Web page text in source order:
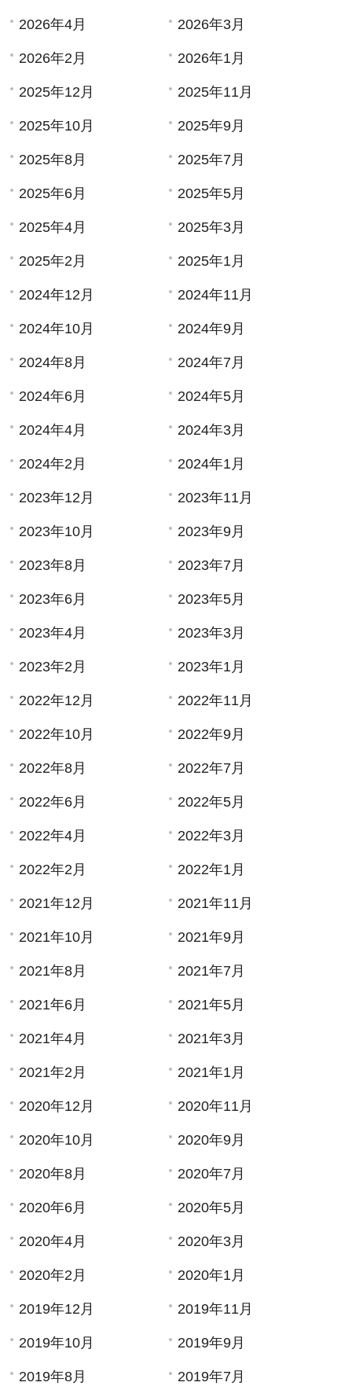
2026年4月 2026年3月
2026年2月 2026年1月
2025年12月 2025年11月
2025年10月 2025年9月
2025年8月 2025年7月
2025年6月 2025年5月
2025年4月 2025年3月
2025年2月 2025年1月
2024年12月 2024年11月
2024年10月 2024年9月
2024年8月 2024年7月
2024年6月 2024年5月
2024年4月 2024年3月
2024年2月 2024年1月
2023年12月 2023年11月
2023年10月 2023年9月
2023年8月 2023年7月
2023年6月 2023年5月
2023年4月 2023年3月
2023年2月 2023年1月
2022年12月 2022年11月
2022年10月 2022年9月
2022年8月 2022年7月
2022年6月 2022年5月
2022年4月 2022年3月
2022年2月 2022年1月
2021年12月 2021年11月
2021年10月 2021年9月
2021年8月 2021年7月
2021年6月 2021年5月
2021年4月 2021年3月
2021年2月 2021年1月
2020年12月 2020年11月
2020年10月 2020年9月
2020年8月 2020年7月
2020年6月 2020年5月
2020年4月 2020年3月
2020年2月 2020年1月
2019年12月 2019年11月
2019年10月 2019年9月
2019年8月 2019年7月